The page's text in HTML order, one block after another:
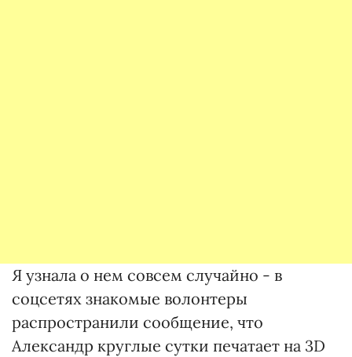
Я узнала о нем совсем случайно - в
соцсетях знакомые волонтеры
распространили сообщение, что
Александр круглые сутки печатает на 3D